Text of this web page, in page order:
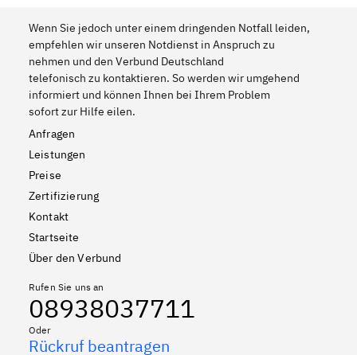
Wenn Sie jedoch unter einem dringenden Notfall leiden,
empfehlen wir unseren Notdienst in Anspruch zu
nehmen und den Verbund Deutschland
telefonisch zu kontaktieren. So werden wir umgehend
informiert und können Ihnen bei Ihrem Problem
sofort zur Hilfe eilen.
Anfragen
Leistungen
Preise
Zertifizierung
Kontakt
Startseite
Über den Verbund
Rufen Sie uns an
08938037711
Oder
Rückruf beantragen